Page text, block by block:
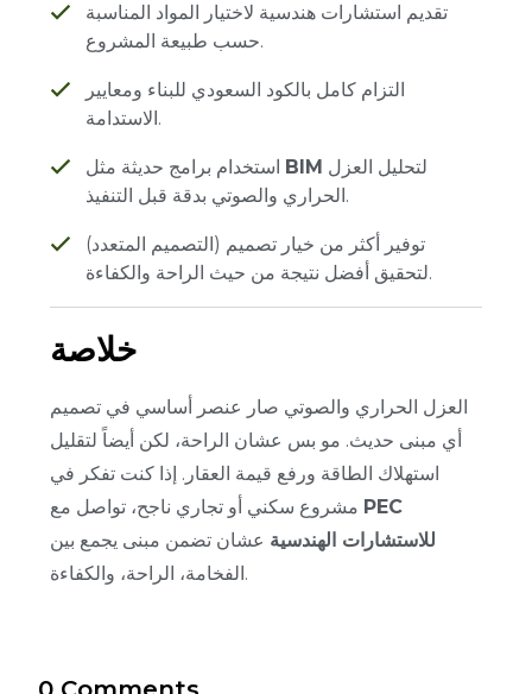
تقديم استشارات هندسية لاختيار المواد المناسبة
حسب طبيعة المشروع.
التزام كامل بالكود السعودي للبناء ومعايير
الاستدامة.
BIM
الحراري والصوتي بدقة قبل التنفيذ.
توفير أكثر من خيار تصميم (التصميم المتعدد)
لتحقيق أفضل نتيجة من حيث الراحة والكفاءة.
خلاصة
العزل الحراري والصوتي صار عنصر أساسي في تصميم
أي مبنى حديث. مو بس عشان الراحة، لكن أيضاً لتقليل
استهلاك الطاقة ورفع قيمة العقار. إذا كنت تفكر في
PEC
للاستشارات الهندسية عشان تضمن مبنى يجمع بين
الفخامة، الراحة، والكفاءة.